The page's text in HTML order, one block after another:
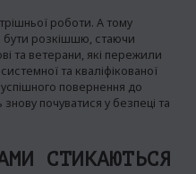
роботи. А тому
бути розкішшю, стаючи
та ветерани, які пережили
та кваліфікованої
повернення до
почуватися у безпеці та
СТИКАЮТЬСЯ